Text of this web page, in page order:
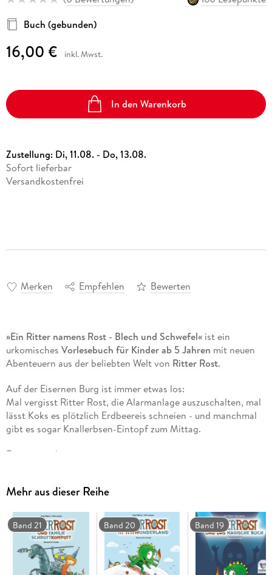
Buch (gebunden)
16,00 € inkl. Mwst.
In den Warenkorb
Zustellung: Di, 11.08. - Do, 13.08.
Sofort lieferbar
Versandkostenfrei
Merken Empfehlen Bewerten
»Ein Ritter namens Rost - Blech und Schwefel«ist ein
urkomisches Vorlesebuch für Kinder ab 5 Jahren mit neuen
Abenteuern aus der beliebten Welt von Ritter Rost.
Auf der Eisernen Burg ist immer etwas los:
Mal vergisst Ritter Rost, die Alarmanlage auszuschalten, mal
lässt Koks es plötzlich Erdbeereis schneien - und manchmal
gibt es sogar Knallerbsen-Eintopf zum Mittag.
Eines ist sicher:
In fünf herrlich schrägen Geschichten erleben Kinder
witzige und überraschende Abenteuer.
Darum lieben Kinder dieses Ritter Rost Vorlesebuch:
- Fünf neueRitter Rost Geschichten voller Humor und
Mehr aus dieser Reihe
Band 21 Band 20 Band 19